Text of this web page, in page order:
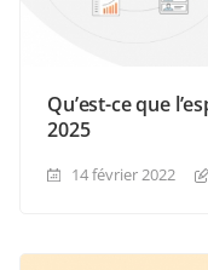
Qu’est-ce que
2025
14 février 2022